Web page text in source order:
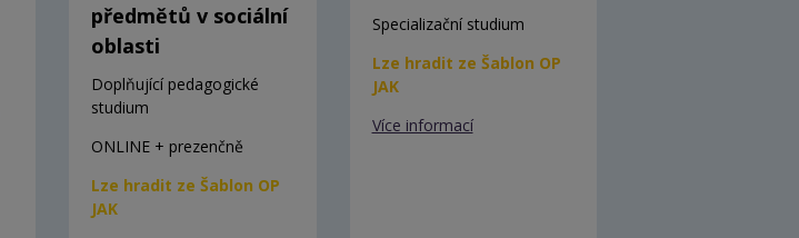
předmětů v sociální
oblasti
Doplňující pedagogické
studium
ONLINE + prezenčně
Lze hradit ze Šablon OP
JAK
Specializační studium
Lze hradit ze Šablon OP
JAK
Více informací